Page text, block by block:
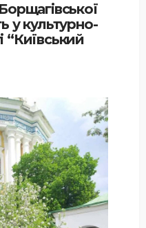
у культурно-
“Київський